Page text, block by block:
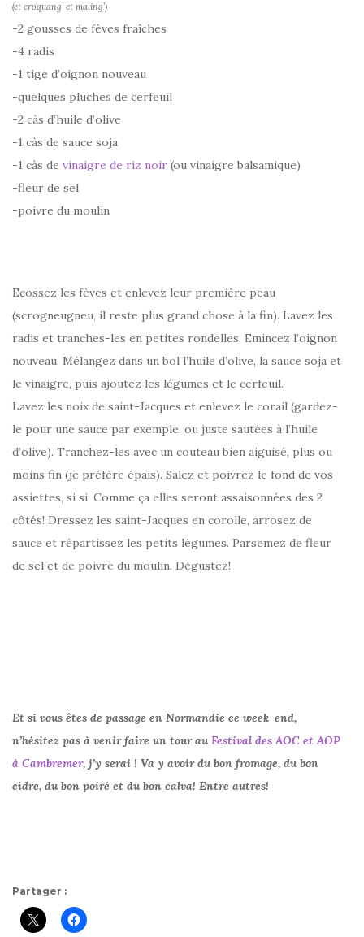
(et croquang’ et maling’)
-2 gousses de fèves fraîches
-4 radis
-1 tige d’oignon nouveau
-quelques pluches de cerfeuil
-2 càs d’huile d’olive
-1 càs de sauce soja
-1 càs de vinaigre de riz noir (ou vinaigre balsamique)
-fleur de sel
-poivre du moulin
Ecossez les fèves et enlevez leur première peau
(scrogneugneu, il reste plus grand chose à la fin). Lavez les
radis et tranches-les en petites rondelles. Emincez l’oignon
nouveau. Mélangez dans un bol l’huile d’olive, la sauce soja et
le vinaigre, puis ajoutez les légumes et le cerfeuil.
Lavez les noix de saint-Jacques et enlevez le corail (gardez-
le pour une sauce par exemple, ou juste sautées à l’huile
d’olive). Tranchez-les avec un couteau bien aiguisé, plus ou
moins fin (je préfère épais). Salez et poivrez le fond de vos
assiettes, si si. Comme ça elles seront assaisonnées des 2
côtés! Dressez les saint-Jacques en corolle, arrosez de
sauce et répartissez les petits légumes. Parsemez de fleur
de sel et de poivre du moulin. Dégustez!
Et si vous êtes de passage en Normandie ce week-end,
n’hésitez pas à venir faire un tour au Festival des AOC et AOP
à Cambremer, j’y serai ! Va y avoir du bon fromage, du bon
cidre, du bon poiré et du bon calva! Entre autres!
Partager :